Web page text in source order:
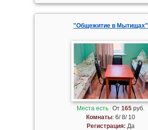
"Общежитие в Мытищах"
Места есть От165 руб.
Комнаты: 6/ 8/ 10
Регистрация: Да